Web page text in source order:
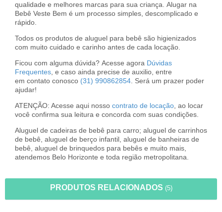
qualidade e melhores marcas para sua criança. Alugar na
Bebê Veste Bem é um processo simples, descomplicado e
rápido.
Todos os produtos de aluguel para bebê são higienizados
com muito cuidado e carinho antes de cada locação.
Ficou com alguma dúvida? Acesse agora Dúvidas
Frequentes , e caso ainda precise de auxilio, entre
em contato conosco (31) 990862854 . Será um prazer poder
ajudar!
ATENÇÃO: Acesse aqui nosso contrato de locação , ao locar
você confirma sua leitura e concorda com suas condições.
Aluguel de cadeiras de bebê para carro; aluguel de carrinhos
de bebê, aluguel de berço infantil, aluguel de banheiras de
bebê, aluguel de brinquedos para bebês e muito mais,
atendemos Belo Horizonte e toda região metropolitana.
PRODUTOS RELACIONADOS (5)